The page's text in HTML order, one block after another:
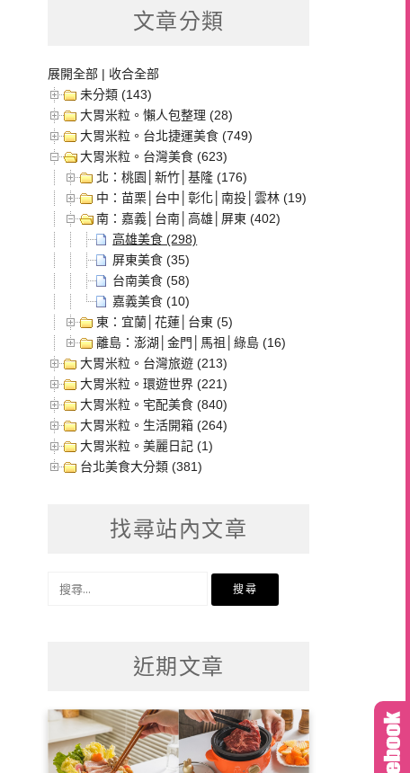
文章分類
展開全部 | 收合全部
未分類 (143)
大胃米粒。懶人包整理 (28)
大胃米粒。台北捷運美食 (749)
大胃米粒。台灣美食 (623)
北：桃園│新竹│基隆 (176)
中：苗栗│台中│彰化│南投│雲林 (19)
南：嘉義│台南│高雄│屏東 (402)
高雄美食 (298)
屏東美食 (35)
台南美食 (58)
嘉義美食 (10)
東：宜蘭│花蓮│台東 (5)
離島：澎湖│金門│馬祖│綠島 (16)
大胃米粒。台灣旅遊 (213)
大胃米粒。環遊世界 (221)
大胃米粒。宅配美食 (840)
大胃米粒。生活開箱 (264)
大胃米粒。美麗日記 (1)
台北美食大分類 (381)
找尋站內文章
近期文章